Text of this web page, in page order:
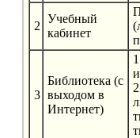
2
Учебный
кабинет
3
Библиотека (с
выходом в
Интернет)